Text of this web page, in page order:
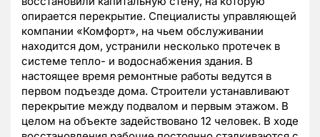
опирается перекрытие. Специалисты управляющей
компании «Комфорт», на чьем обслуживании
находится дом, устранили несколько протечек в
системе тепло- и водоснабжения здания. В
настоящее время ремонтные работы ведутся в
первом подъезде дома. Строители устанавливают
перекрытие между подвалом и первым этажом. В
целом на объекте задействовано 12 человек. В ходе